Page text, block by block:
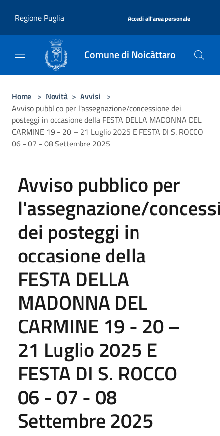
Regione Puglia
Accedi all'area personale
Comune di Noicàttaro
Home > Novità > Avvisi >
Avviso pubblico per l'assegnazione/concessione dei
posteggi in occasione deIla FESTA DELLA MADONNA DEL
CARMINE 19 - 20 – 21 Luglio 2025 E FESTA DI S. ROCCO
06 - 07 - 08 Settembre 2025
Avviso pubblico per
l'assegnazione/
dei posteggi in
occasione deIla
FESTA DELLA
MADONNA DEL
CARMINE 19 - 20 –
21 Luglio 2025 E
FESTA DI S. ROCCO
06 - 07 - 08
Settembre 2025